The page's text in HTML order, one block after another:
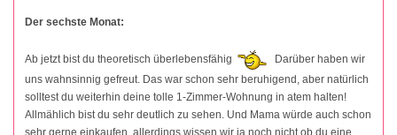
Der sechste Monat:
Ab jetzt bist du theoretisch überlebensfähig
Darüber haben wir
uns wahnsinnig gefreut. Das war schon sehr beruhigend, aber natürlich
solltest du weiterhin deine tolle 1-Zimmer-Wohnung in atem halten!
Allmählich bist du sehr deutlich zu sehen. Und Mama würde auch schon
sehr gerne einkaufen, allerdings wissen wir ja noch nicht ob du eine